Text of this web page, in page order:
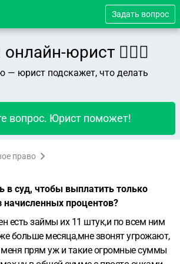
Задать вопрос
юрист 👨🏻‍⚖️
— юрист подскажет, что делать
вопрос. Юрист поможет!
право
в суд, чтобы выплатить только
процентов?
есть займы их 11 штук,и по всем ним
больше месяца,мне звонят угрожают,
меня прям уж и такие огромные суммы